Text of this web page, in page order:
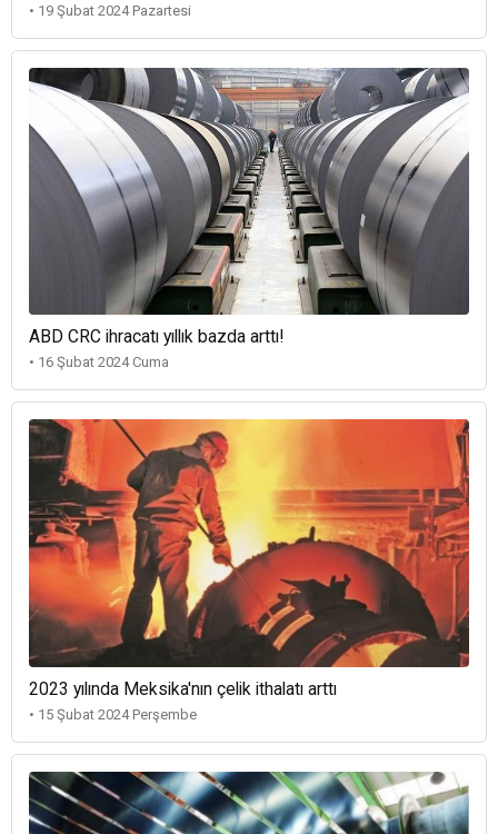
• 19 Şubat 2024 Pazartesi
ABD CRC ihracatı yıllık bazda arttı!
• 16 Şubat 2024 Cuma
2023 yılında Meksika'nın çelik ithalatı arttı
• 15 Şubat 2024 Perşembe